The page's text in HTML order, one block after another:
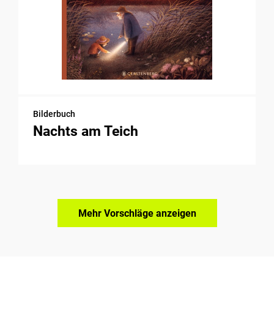
Bilderbuch
Nachts am Teich
Mehr Vorschläge anzeigen